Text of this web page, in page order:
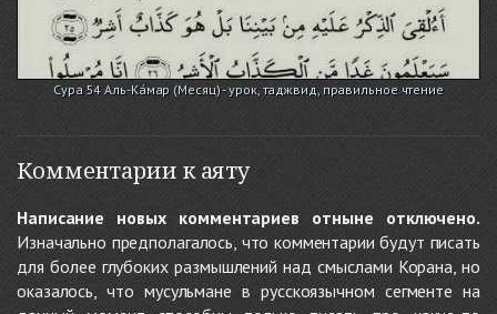
Сура 54 Аль-Ка́мар (Месяц) - урок, таджвид, правильное чтение
Комментарии к аяту
Написание новых комментариев отныне отключено.
Изначально предполагалось, что комментарии будут писать
для более глубоких размышлений над смыслами Корана, но
оказалось, что мусульмане в русскоязычном сегменте на